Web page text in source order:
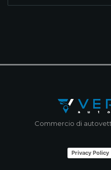
Commercio di
Privacy Policy